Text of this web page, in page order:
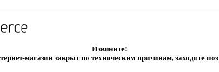
Извините!
магазин закрыт по техническим причинам, заходите